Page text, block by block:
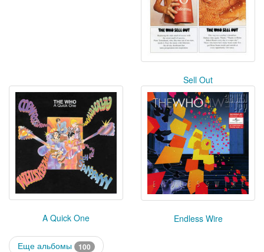
Sell Out
A Quick One Endless Wire
Еще альбомы 100